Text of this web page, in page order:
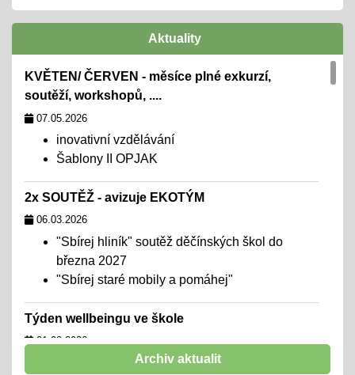
Aktuality
KVĚTEN/ ČERVEN - měsíce plné exkurzí,
soutěží, workshopů, ....
07.05.2026
inovativní vzdělávání
Šablony II OPJAK
2x SOUTĚŽ - avizuje EKOTÝM
06.03.2026
"Sbírej hliník" soutěž děčínských škol do
března 2027
"Sbírej staré mobily a pomáhej"
Týden wellbeingu ve škole
01.02.2026
chceme školu, kde se všichni cítí dobře,
Archiv aktualit